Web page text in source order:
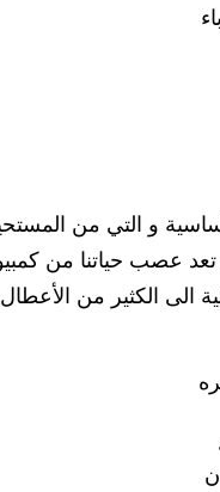
و التي من
تعد عصب حياتنا من
الى الكثير من